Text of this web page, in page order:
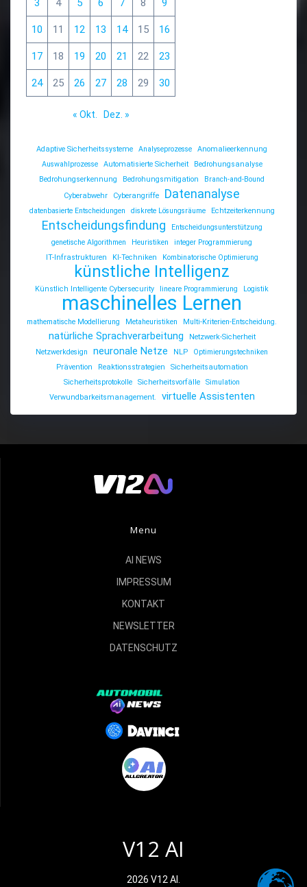
3 4 5 6 7 8 9
10 11 12 13 14 15 16
17 18 19 20 21 22 23
24 25 26 27 28 29 30
« Okt. Dez. »
Adaptive Sicherheitssysteme Analyseprozesse
Anomalieerkennung
Auswahlprozesse
Automatisierte Sicherheit
Bedrohungsanalyse
Bedrohungserkennung
Bedrohungsmitigation
Branch-and-Bound
Cyberabwehr
Cyberangriffe Datenanalyse
datenbasierte Entscheidungen diskrete Lösungsräume Echtzeiterkennung
Entscheidungsfindung
Entscheidungsunterstützung
genetische Algorithmen
Heuristiken
integer Programmierung
IT-Infrastrukturen
KI-Techniken Kombinatorische Optimierung
künstliche Intelligenz
Künstlich Intelligente Cybersecurity lineare Programmierung Logistik
maschinelles Lernen
mathematische Modellierung Metaheuristiken Multi-Kriterien-Entscheidung.
natürliche Sprachverarbeitung
Netzwerk-Sicherheit
Netzwerkdesign
neuronale Netze NLP
Optimierungstechniken
Prävention
Reaktionsstrategien
Sicherheitsautomation
Sicherheitsprotokolle
Sicherheitsvorfälle
Simulation
Verwundbarkeitsmanagement.
virtuelle Assistenten
Menu
AI NEWS
IMPRESSUM
KONTAKT
NEWSLETTER
DATENSCHUTZ
V12 AI
2026 V12 AI.